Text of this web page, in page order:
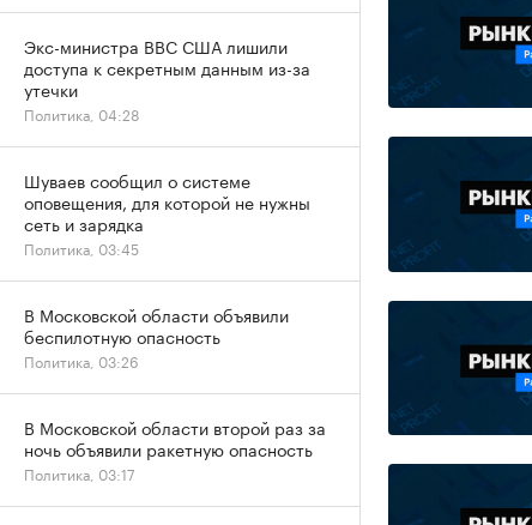
Экс-министра ВВС США лишили
доступа к секретным данным из-за
утечки
Политика, 04:28
Шуваев сообщил о системе
оповещения, для которой не нужны
сеть и зарядка
Политика, 03:45
В Московской области объявили
беспилотную опасность
Политика, 03:26
В Московской области второй раз за
ночь объявили ракетную опасность
Политика, 03:17